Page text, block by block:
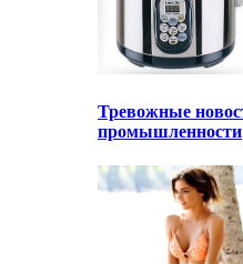
Тревожные
промышленности